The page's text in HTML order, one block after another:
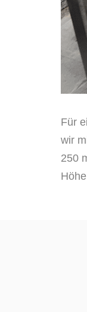
Für
wir
250